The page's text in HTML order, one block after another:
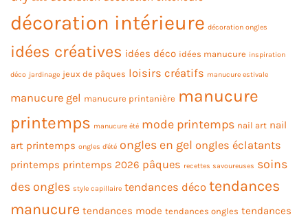
décoration intérieure décoration ongles
idées créatives idées déco idées manucure inspiration
déco jardinage jeux de pâques loisirs créatifs manucure estivale
manucure gel manucure printanière manucure
printemps manucure été mode printemps nail art nail
art printemps ongles d'été ongles en gel ongles éclatants
printemps printemps 2026 pâques recettes savoureuses soins
des ongles style capillaire tendances déco tendances
manucure tendances mode tendances ongles tendances